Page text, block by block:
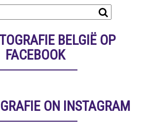
BELGIË OP
FACEBOOK
ON INSTAGRAM